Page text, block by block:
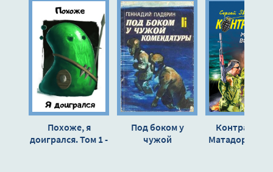
Zaraza_01_11
Zaraza_01_12
Zaraza_01_13
Zaraza_01_14
Zaraza_01_15
Zaraza_01_16
Zaraza_01_17Похоже, я
доигрался. Том 1 -
Под боком у
чужой
Матадоры